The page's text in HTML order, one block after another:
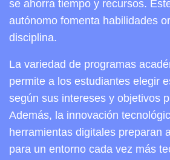
se ahorra tiempo y recursos.
autónomo fomenta habilidades
disciplina.
La variedad de programas
permite a los estudiantes elegir
según sus intereses y objetivos
Además, la innovación
herramientas digitales preparan
para un entorno cada vez más